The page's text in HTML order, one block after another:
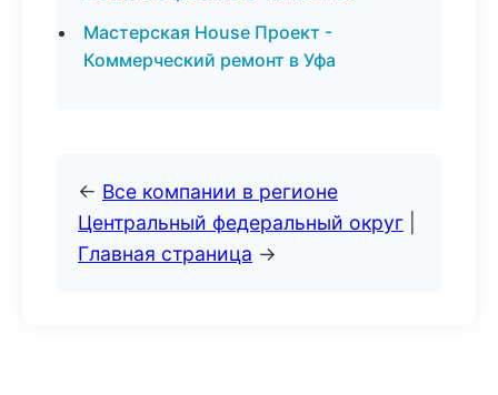
Мастерская House Проект -
Коммерческий ремонт в Уфа
← Все компании в регионе
Центральный федеральный округ
Главная страница →